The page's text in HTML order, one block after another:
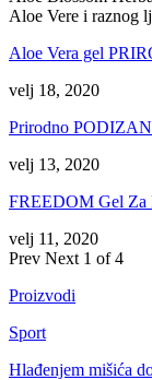
Aloe Vere i raznog
Aloe Vera gel
velj 18, 2020
Prirodno
velj 13, 2020
FREEDOM Gel Za
velj 11, 2020
Prev Next 1 of 4
Proizvodi
Sport
Hlađenjem mišića